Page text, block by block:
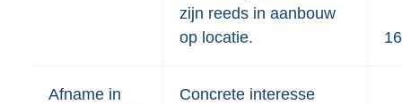
zijn reeds in aanbouw
op locatie.
16
Afname in
Concrete interesse